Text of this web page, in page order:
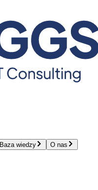
Baza wiedzy
O nas